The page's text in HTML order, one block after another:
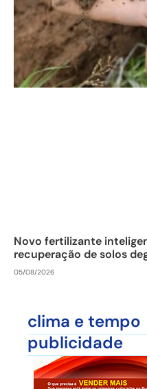
Novo fertilizante
recuperação de solos
05/08/2026
clima e tempo
publicidade